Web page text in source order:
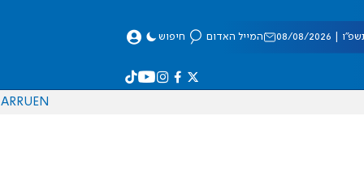
08/2026 המייל האדום חיפוש
EN
RU
AR